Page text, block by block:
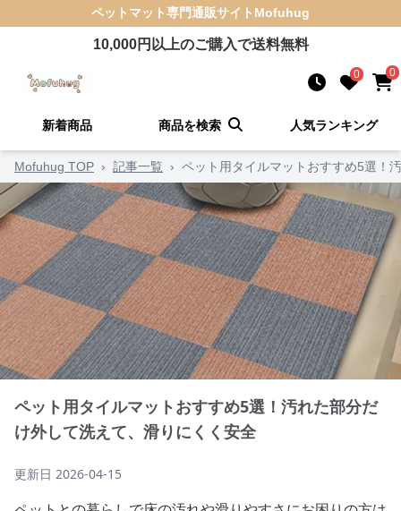
ペットマット専門通販サイト Mofuhug
10,000円以上のご購入で送料無料
0 0
新着商品 商品を検索 人気ランキング
Mofuhug TOP › 記事一覧 › ペット用タイルマットおすすめ5選！
ペット用タイルマットおすすめ5選！汚れた部分だ
け外して洗えて、滑りにくく安全
更新日 2026-04-15